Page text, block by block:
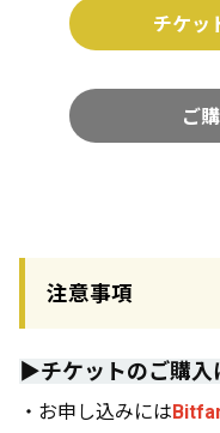
チケッ
ご
注意事項
▶️チケットのご購入
・お申し込みには